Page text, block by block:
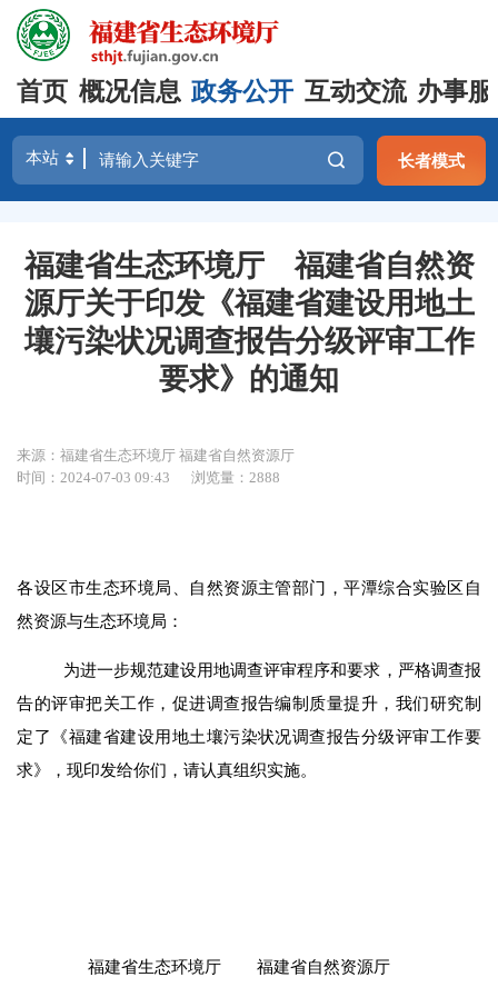
首页 概况信息 政务公开 互动交流 办事
长者模式
福建省生态环境厅 福建省自然资
源厅关于印发《福建省建设用地土
壤污染状况调查报告分级评审工作
要求》的通知
来源：福建省生态环境厅 福建省自然资源厅
时间：2024-07-03 09:43
浏览量：2888
各设区市生态环境局、自然资源主管部门，平潭综合实验区自
然资源与生态环境局 ：
为进一步规范建设用地调查评审程序和要求，严格调查报
告的评审把关工作，促进调查报告编制质量提升， 我们研究制
定了《福建省建设用地土壤污染状况调查报告分级评审工作要
求》
，现印发给你们，请认真组织实施。
福建省生态环境厅 福建省自然资源厅